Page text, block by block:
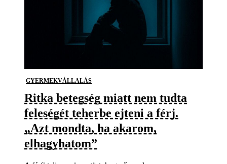
GYERMEKVÁLLALÁS
Ritka betegség miatt nem tudta
feleségét teherbe ejteni a férj.
„Azt mondta, ha akarom,
elhagyhatom”